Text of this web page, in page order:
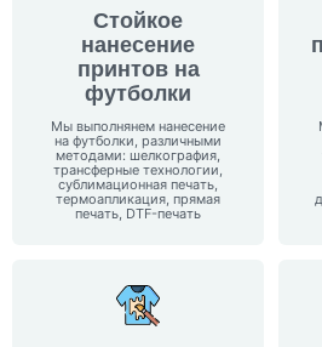
Стойкое
нанесение
принтов на
футболки
Мы выполнянем нанесение
на футболки, различными
методами: шелкография,
трансферные технологии,
сублимационная печать,
термоапликация, прямая
печать, DTF-печать